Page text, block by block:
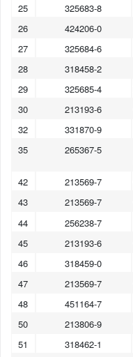
25
325683-8
26
424206-0
27
325684-6
28
318458-2
29
325685-4
30
213193-6
32
331870-9
35
265367-5
42 213569-7
43
213569-7
44
256238-7
45
213193-6
46
318459-0
47
213569-7
48
451164-7
50
213806-9
51
318462-1